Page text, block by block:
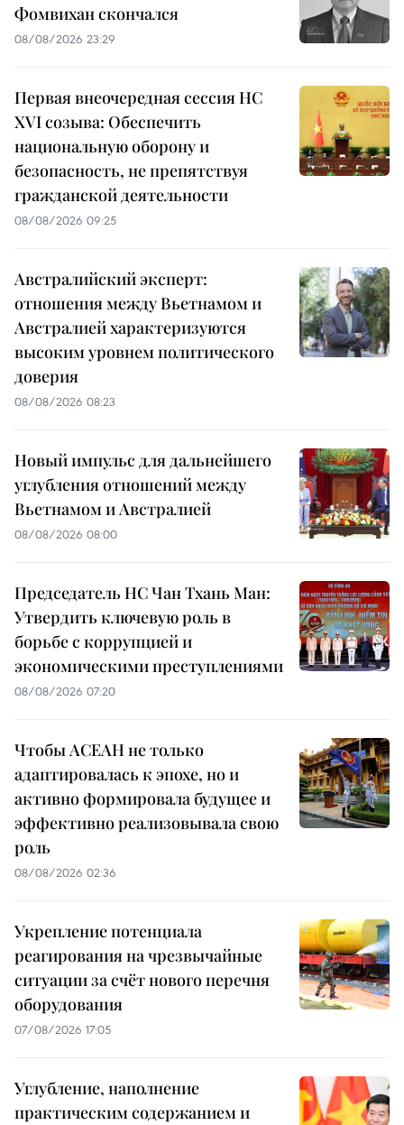
Фомвихан скончался
08/08/2026 23:29
Первая внеочередная сессия НС
XVI созыва: Обеспечить
национальную оборону и
безопасность, не препятствуя
гражданской деятельности
08/08/2026 09:25
Австралийский эксперт:
отношения между Вьетнамом и
Австралией характеризуются
высоким уровнем политического
доверия
08/08/2026 08:23
Новый импульс для дальнейшего
углубления отношений между
Вьетнамом и Австралией
08/08/2026 08:00
Председатель НС Чан Тхань Ман:
Утвердить ключевую роль в
борьбе с коррупцией и
экономическими преступлениями
08/08/2026 07:20
Чтобы АСЕАН не только
адаптировалась к эпохе, но и
активно формировала будущее и
эффективно реализовывала свою
роль
08/08/2026 02:36
Укрепление потенциала
реагирования на чрезвычайные
ситуации за счёт нового перечня
оборудования
07/08/2026 17:05
Углубление, наполнение
практическим содержанием и